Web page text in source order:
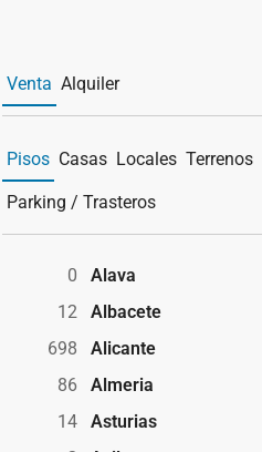
Venta Alquiler
Pisos Casas Locales Terrenos
Parking / Trasteros
0
Alava
12
Albacete
698
Alicante
86
Almeria
14
Asturias